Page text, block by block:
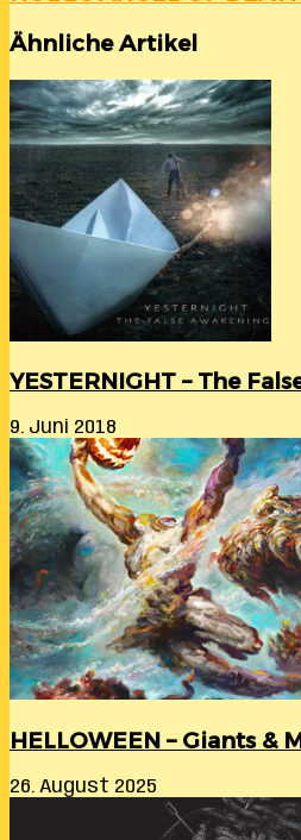
Ähnliche Artikel
YESTERNIGHT – The
9. Juni 2018
HELLOWEEN – Giants &
26. August 2025